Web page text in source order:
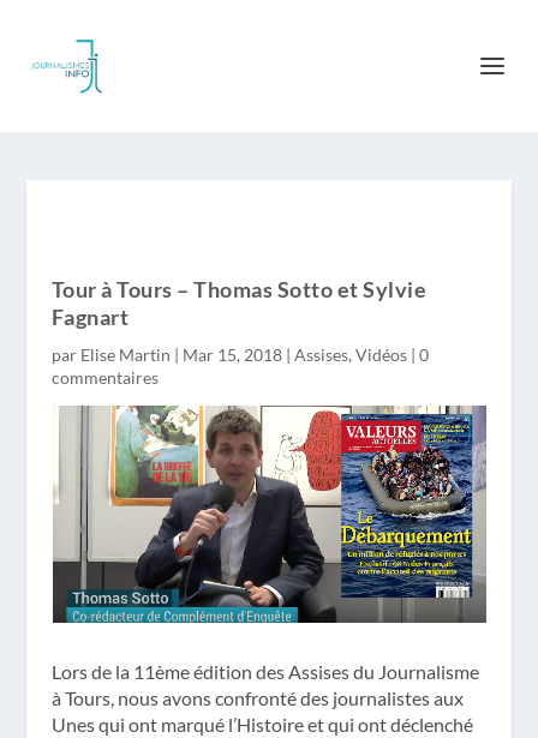
Tour à Tours – Thomas Sotto et Sylvie
Fagnart
par Elise Martin | Mar 15, 2018| Assises, Vidéos| 0
commentaires
Lors de la 11ème édition des Assises du Journalisme
à Tours, nous avons confronté des journalistes aux
Unes qui ont marqué l’Histoire et qui ont déclenché